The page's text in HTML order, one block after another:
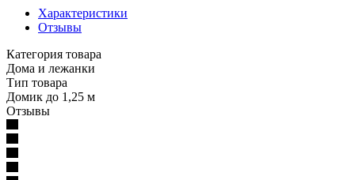
Характеристики
Отзывы
Категория товара
Дома и лежанки
Тип товара
Домик до 1,25 м
Отзывы